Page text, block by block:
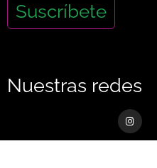
Suscríbete
Nuestras redes